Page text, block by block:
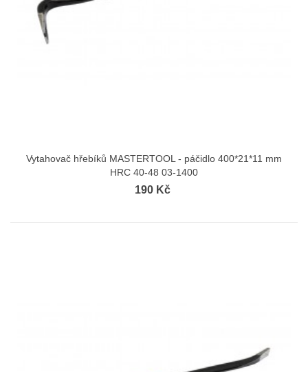
Vytahovač hřebíků MASTERTOOL - páčidlo 400*21*11 mm
HRC 40-48 03-1400
190 Kč